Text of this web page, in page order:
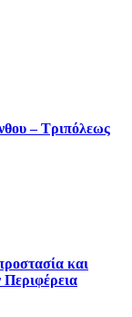
– Τριπόλεως
και
Περιφέρεια